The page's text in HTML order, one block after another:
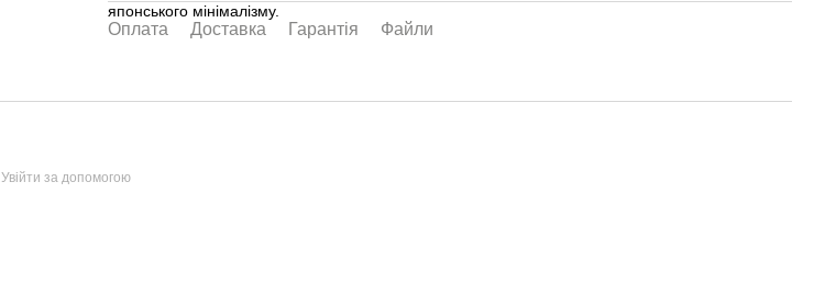
японського мінімалізму.
Оплата Доставка Гарантія Файли
Увійти за допомогою